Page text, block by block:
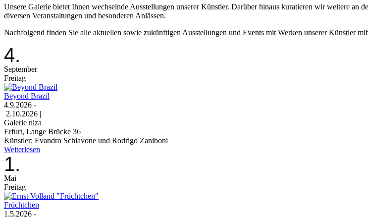
Unsere Galerie bietet Ihnen wechselnde Ausstellungen unserer Künstler. Darüber hinaus kuratieren wir weitere an
diversen Veranstaltungen und besonderen Anlässen.
Nachfolgend finden Sie alle aktuellen sowie zukünftigen Ausstellungen und Events mit Werken unserer Künstler
4.
September
Freitag
Beyond Brazil
4.9.2026 -
2.10.2026 |
Galerie niza
Erfurt, Lange Brücke 36
Künstler: Evandro Schiavone und Rodrigo Zaniboni
Weiterlesen
1.
Mai
Freitag
Früchtchen
1.5.2026 -